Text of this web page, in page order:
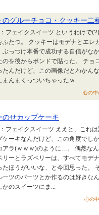
のグルーチョコ・クッキー二
フェイクスイーツ というわけで
ふたつ。 クッキーはモデナとエレ
ぶっつけ本番で成功する自信がな
のを後からボンドで貼った。 チョ
たんだけど、この画像だとわかん
まんまくっついちゃったｗ
心の
せカップケーキ
フェイクスイーツ ええと、これ
ケーキなんだけど、この角度でし
アラ(ｗｗｗ)のように…。 偶然な
リーとラズベリーは、すべてモデ
たほうがいいな、と今回思った。
ーツのパーツとか作るのは好きな
かのスイーツにま...
心の